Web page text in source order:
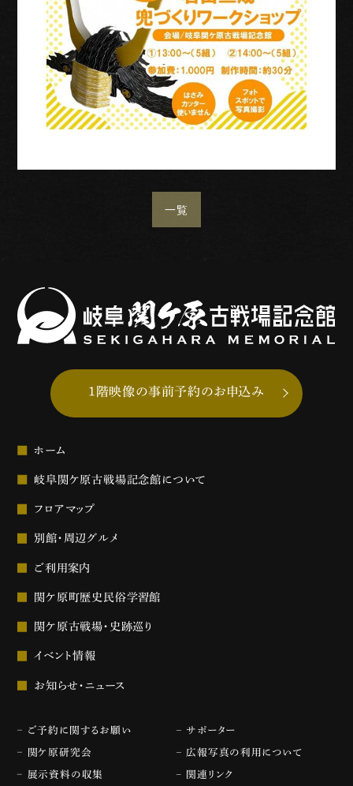
一覧
1階映像の事前予約のお申込み
ホーム
岐阜関ケ原古戦場記念館について
フロアマップ
別館・周辺グルメ
ご利用案内
関ケ原町歴史民俗学習館
関ケ原古戦場・史跡巡り
イベント情報
お知らせ・ニュース
ご予約に関するお願い サポーター
関ケ原研究会 広報写真の利用について
展示資料の収集 関連リンク